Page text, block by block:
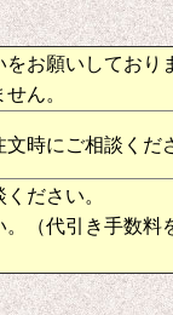
をお願いしており
ん。
時にご相談くだ
ださい。
（代引き手数料